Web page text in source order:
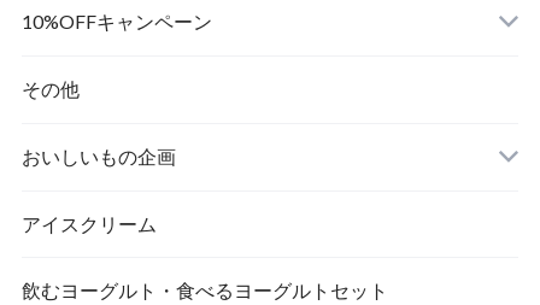
食べるヨーグルト
飲むヨーグルト
食べるヨーグルト
10%OFFキャンペーン
その他
おいしいもの企画
アイスクリーム
飲むヨーグルト・食べるヨーグルトセット